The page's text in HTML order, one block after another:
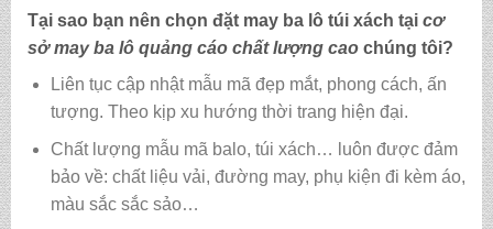
Tại sao bạn nên chọn đặt may ba lô túi xách tại cơ
sở may ba lô quảng cáo chất lượng cao chúng tôi?
Liên tục cập nhật mẫu mã đẹp mắt, phong cách, ấn
tượng. Theo kịp xu hướng thời trang hiện đại.
Chất lượng mẫu mã balo, túi xách…
luôn được đảm
bảo về: chất liệu vải, đường may, phụ kiện đi kèm áo,
màu sắc sắc sảo…